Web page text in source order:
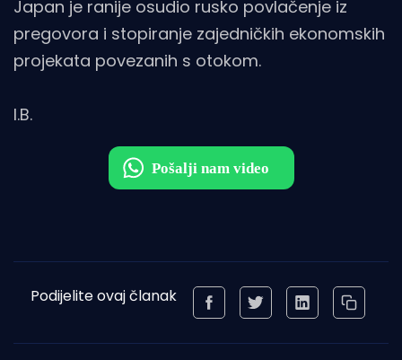
Japan je ranije osudio rusko povlačenje iz
pregovora i stopiranje zajedničkih ekonomskih
projekata povezanih s otokom.
I.B.
Podijelite ovaj članak